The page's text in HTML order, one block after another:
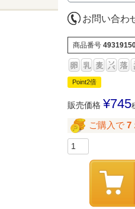
お問い合わ
商品番号
Point2倍
販売価格 ¥745
ご購入で 7